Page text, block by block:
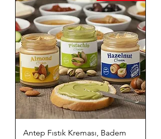
Antep Fıstık Kreması, Badem